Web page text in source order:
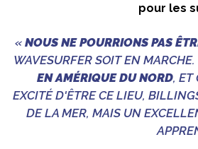
pour les
« NOUS NE POURRIONS PAS
WAVESURFER SOIT EN MARCHE.
EN AMÉRIQUE DU NORD, ET
EXCITÉ D'ÊTRE CE LIEU,
DE LA MER, MAIS UN